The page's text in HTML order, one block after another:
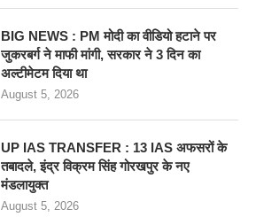
BIG NEWS : PM मोदी का वीडियो हटाने पर
जुकरबर्ग ने माफी मांगी, सरकार ने 3 दिन का
अल्टीमेटम दिया था
August 5, 2026
UP IAS TRANSFER : 13 IAS अफसरों के
तबादले, इंद्र विक्रम सिंह गोरखपुर के नए
मंडलायुक्त
August 5, 2026